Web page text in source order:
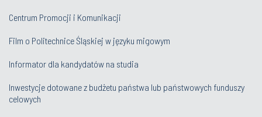
Centrum Promocji i Komunikacji
Film o Politechnice Śląskiej w języku migowym
Informator dla kandydatów na studia
Inwestycje dotowane z budżetu państwa lub państwowych funduszy
celowych